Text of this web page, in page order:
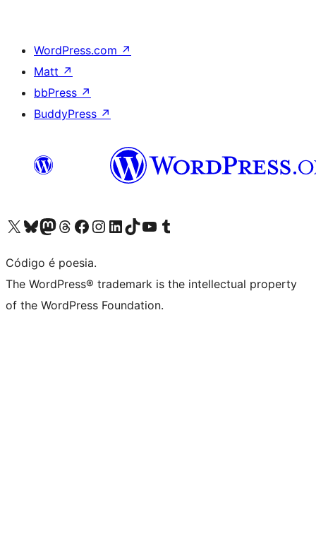
WordPress.com ↗
Matt ↗
bbPress ↗
BuddyPress ↗
Visite a nossa conta X (antigo Twitter)
Visit our Bluesky account
Visit our Mastodon account
Visit our Threads account
Visite a nossa página do Facebook
Visite a nossa conta no Instagram
Visite a nossa conta no LinkedIn
Visit our TikTok account
Visit our YouTube channel
Visit our Tumblr account
Código é poesia.
The WordPress® trademark is the intellectual property
of the WordPress Foundation.